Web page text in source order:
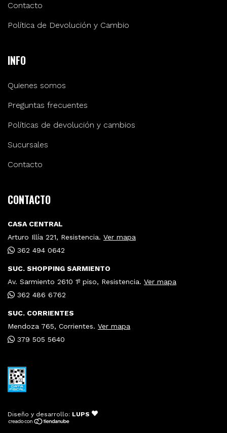
Contacto
Política de Devolución y Cambio
INFO
Quienes somos
Preguntas frecuentes
Políticas de devolución y cambios
Sucursales
Contacto
CONTACTO
CASA CENTRAL
Arturo Illía 221, Resistencia. Ver mapa
362 494 0642
SUC. SHOPPING SARMIENTO
Av. Sarmiento 2610 1º piso, Resistencia. Ver mapa
362 486 6762
SUC. CORRIENTES
Mendoza 765, Corrientes. Ver mapa
379 505 5640
Diseño y desarrollo: LUPS